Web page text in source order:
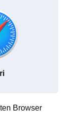
Browser